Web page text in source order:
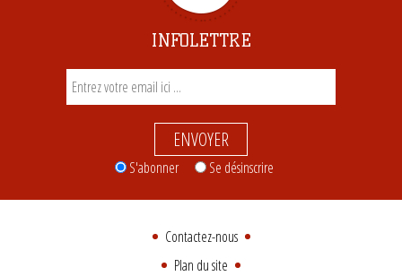
INFOLETTRE
ENVOYER
S'abonner Se désinscrire
Contactez-nous
Plan du site